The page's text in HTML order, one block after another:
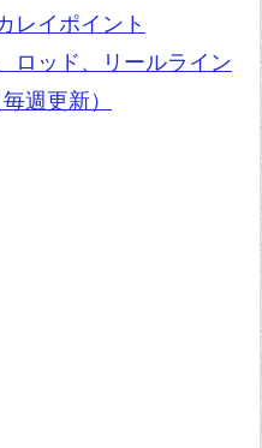
レイポイント
ロッド、リールライン
週更新）